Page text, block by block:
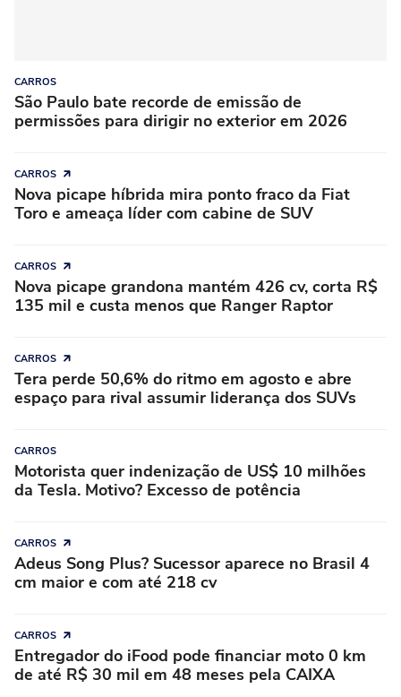
CARROS
São Paulo bate recorde de emissão de
permissões para dirigir no exterior em 2026
CARROS
Nova picape híbrida mira ponto fraco da Fiat
Toro e ameaça líder com cabine de SUV
CARROS
Nova picape grandona mantém 426 cv, corta R$
135 mil e custa menos que Ranger Raptor
CARROS
Tera perde 50,6% do ritmo em agosto e abre
espaço para rival assumir liderança dos SUVs
CARROS
Motorista quer indenização de US$ 10 milhões
da Tesla. Motivo? Excesso de potência
CARROS
Adeus Song Plus? Sucessor aparece no Brasil 4
cm maior e com até 218 cv
CARROS
Entregador do iFood pode financiar moto 0 km
de até R$ 30 mil em 48 meses pela CAIXA